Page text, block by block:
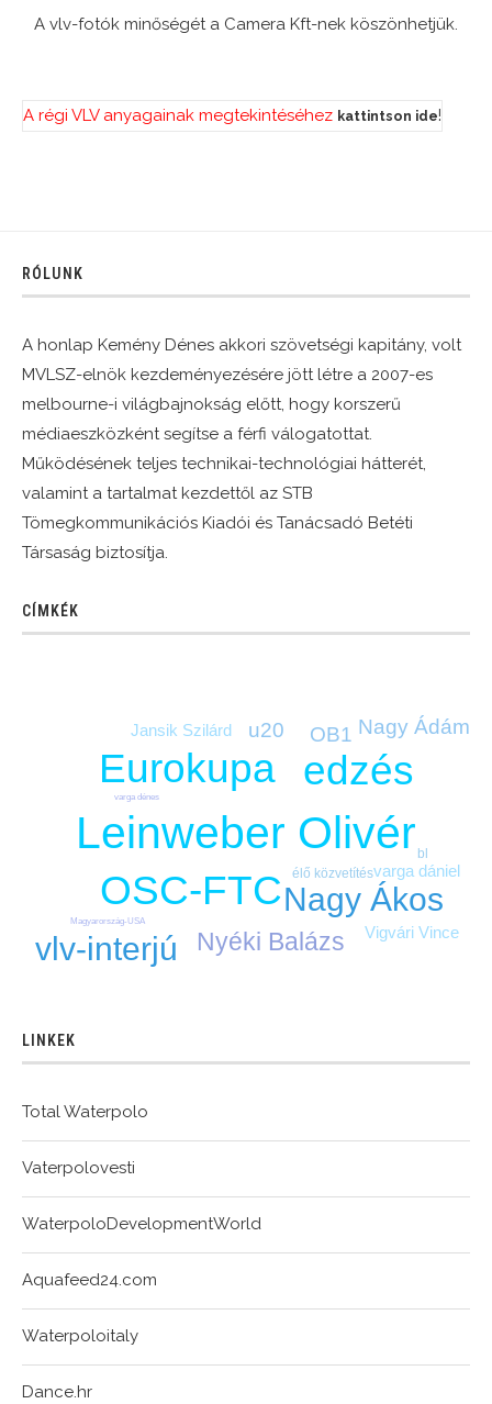
A vlv-fotók minőségét a Camera Kft-nek köszönhetjük.
A régi VLV anyagainak megtekintéséhez kattintson ide!
RÓLUNK
A honlap Kemény Dénes akkori szövetségi kapitány, volt
MVLSZ-elnök kezdeményezésére jött létre a 2007-es
melbourne-i világbajnokság előtt, hogy korszerű
médiaeszközként segítse a férfi válogatottat.
Működésének teljes technikai-technológiai hátterét,
valamint a tartalmat kezdettől az STB
Tömegkommunikációs Kiadói és Tanácsadó Betéti
Társaság biztosítja.
CÍMKÉK
Leinweber Olivér
edzés
Eurokupa
OSC-FTCNagy Ákos
vlv-interjú
Nyéki Balázs
Nagy Ádám
OB1
u20
Jansik Szilárd
varga dániel
Vigvári Vince
bl
élő közvetítés
Magyarország-USA
varga dénes
LINKEK
Total Waterpolo
Vaterpolovesti
WaterpoloDevelopmentWorld
Aquafeed24.com
Waterpoloitaly
Dance.hr